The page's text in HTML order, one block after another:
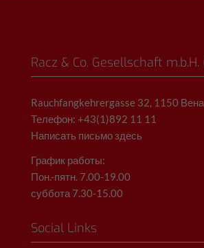
Racz & Co. Gesellschaft m.b.H.
Rauchfangkehrergasse 32, 1150
Телефон: +43(1)892 11 11
Написать письмо здесь
График работы:
Пон.-пятн. 7.00-19.00
суббота 7.30-15.00
Social Links